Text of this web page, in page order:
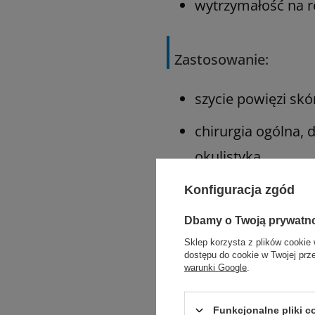
wytrzymałość na
Zastosowanie:
szycie powięzi
chirurgia ogólna,
okulistyka
implantacja siatek
Polecane działy
Konfiguracja zgód
Dbamy o Twoją
Sklep korzysta z plików cookie
dostępu do cookie w Twojej
warunki Google
Funkcjonalne pliki